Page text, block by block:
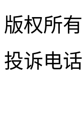
版权所
投诉电